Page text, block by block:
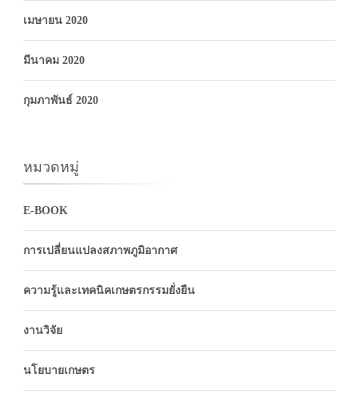
เมษายน 2020
มีนาคม 2020
กุมภาพันธ์ 2020
หมวดหมู่
E-BOOK
การเปลี่ยนแปลงสภาพภูมิอากาศ
ความรู้และเทคนิคเกษตรกรรมยั่งยืน
งานวิจัย
นโยบายเกษตร